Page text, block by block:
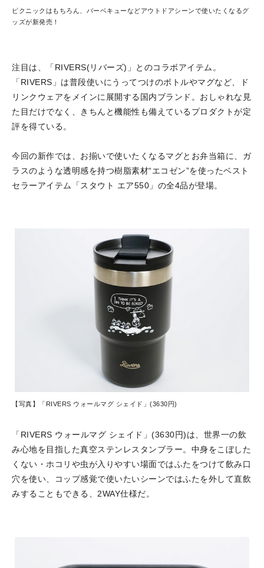
ピクニックはもちろん、バーベキューなどアウトドアシーンで使いたくなるグ
ッズが新発売！
注目は、「RIVERS(リバーズ)」とのコラボアイテム。
「RIVERS」は普段使いにうってつけのボトルやマグなど、ド
リンクウェアをメインに展開する国内ブランド。おしゃれな見
た目だけでなく、きちんと機能性も備えているプロダクトが定
評を得ている。
今回の新作では、お揃いで使いたくなるマグとお弁当箱に、ガ
ラスのような透明感を持つ樹脂素材“エコゼン”を使ったベスト
セラーアイテム「スタウト エア550」の全4品が登場。
【写真】「RIVERS ウォールマグ シェイド」(3630円)
「RIVERS ウォールマグ シェイド」(3630円)は、世界一の飲
み心地を目指した真空ステンレスタンブラー。中身をこぼした
くない・ホコリや虫が入りやすい場面ではふたをつけて飲み口
穴を使い、コップ感覚で使いたいシーンではふたを外して直飲
みすることもできる、2WAY仕様だ。